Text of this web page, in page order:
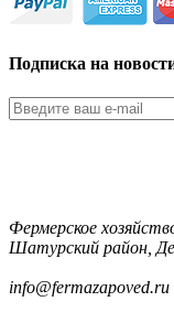
Подписка на
Фермерское
Шатурский район,
info@fermazapoved.ru